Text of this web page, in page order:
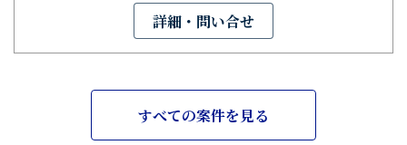
詳細・問い合せ
すべての案件を見る